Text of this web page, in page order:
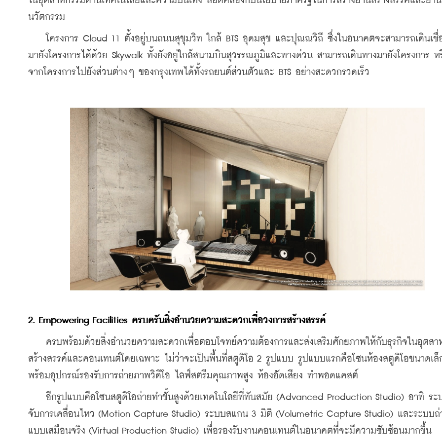
นวัตกรรม
โครงการ Cloud 11 ตั้งอยู่บนถนนสุขุมวิท ใกล้ BTS อุดมสุข และปุณณวิถี ซึ่งในอนาคตจะสามารถเดินเชื่
มายังโครงการได้ด้วย Skywalk ทั้งยังอยู่ใกล้สนามบินสุวรรณภูมิและทางด่วน สามารถเดินทางมายังโครงการ ห
จากโครงการไปยังส่วนต่างๆ ของกรุงเทพได้ทั้งรถยนต์ส่วนตัวและ BTS อย่างสะดวกรวดเร็ว
2. Empowering Facilities ครบครันสิ่งอำนวยความสะดวกเพื่อวงการสร้างสรรค์
ครบพร้อมด้วยสิ่งอำนวยความสะดวกเพื่อตอบโจทย์ความต้องการและส่งเสริมศักยภาพให้กับธุรกิจในอุตสา
สร้างสรรค์และคอนเทนต์โดยเฉพาะ ไม่ว่าจะเป็นพื้นที่สตูดิโอ 2 รูปแบบ รูปแบบแรกคือโซนห้องสตูดิโอขนาดเล็
พร้อมอุปกรณ์รองรับการถ่ายภาพวิดีโอ ไลฟ์สตรีมคุณภาพสูง ห้องอัดเสียง ทำพอดแคสต์
อีกรูปแบบคือโซนสตูดิโอถ่ายทำขั้นสูงด้วยเทคโนโลยีที่ทันสมัย (Advanced Production Studio) อาทิ ระ
จับการเคลื่อนไหว (Motion Capture Studio) ระบบสแกน 3 มิติ (Volumetric Capture Studio) และระบบถ่
แบบเสมือนจริง (Virtual Production Studio) เพื่อรองรับงานคอนเทนต์ในอนาคตที่จะมีความซับซ้อนมากขึ้น